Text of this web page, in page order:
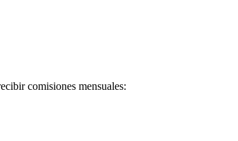
comisiones mensuales: